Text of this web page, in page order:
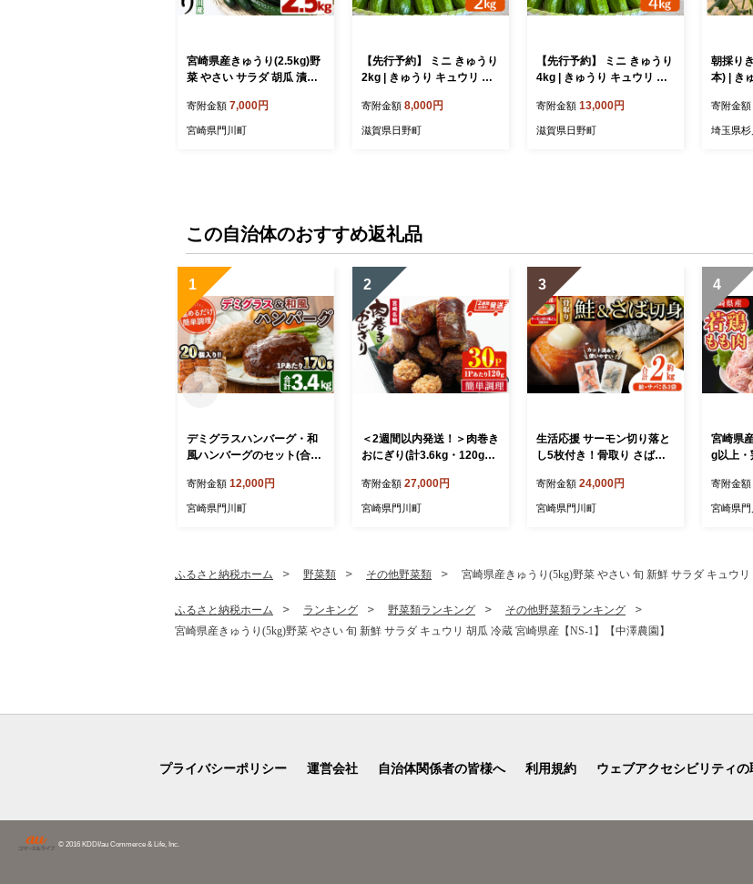
宮崎県産きゅうり(2.5kg)野
菜 やさい サラダ 胡瓜 漬物
農園】
寄附金額 7,000円
宮崎県門川町
【先行予約】 ミニ きゅうり
2kg | きゅうり キュウリ 胡
穫 朝採れ 産地直送 野菜 詰
合せ 夏野菜 野菜 キュウリ
寄附金額 8,000円
滋賀県日野町
【先行予約】 ミニ きゅうり
4kg | きゅうり キュウリ 胡
穫 朝採れ 産地直送 野菜 詰
合せ 夏野菜 野菜 キュウリ
寄附金額 13,000円
滋賀県日野町
朝採り
本) | き
送 野菜
け サラ
寄附金額
埼玉県杉
この自治体のおすすめ返礼品
1
デミグラスハンバーグ・和
風ハンバーグのセット(合計
調理 温めるだけ デミグラス
ソース 和風おろし 淡路産
プ レンチン 【C-30】【英
寄附金額 12,000円
宮崎県門川町
2
＜2週間以内発送！＞肉巻き
おにぎり(計3.6kg・120g×3
プ 小分け 湯煎 個包装 おつ
まみ レトルト 常温 保存 ご
寄附金額 27,000円
宮崎県門川町
3
生活応援 サーモン切り落と
し5枚付き！骨取り さば切
約2kg) 鮭 小分け 冷凍 サー
モン シャケ サケ サバ 鯖 骨
寄附金額 24,000円
宮崎県門川町
4
宮崎県
g以上・
とり肉
産 宮崎
寄附金額
宮崎県門
ふるさと納税ホーム 野菜類 その他野菜類 宮崎県産きゅうり(5kg)野菜 やさい 旬 新鮮 サラダ キュウ
ふるさと納税ホーム ランキング 野菜類ランキング
その他野菜類ランキング
宮崎県産きゅうり(5kg)野菜 やさい 旬 新鮮 サラダ キュウリ 胡瓜 冷蔵 宮崎県産【NS-1】【中澤農園】
プライバシーポリシー 運営会社 自治体関係者の皆様へ 利用規約 ウェブアクセシビリティの
© 2016 KDDI/au Commerce & Life, Inc.